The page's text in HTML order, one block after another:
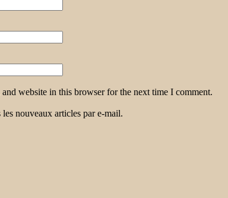
and website in this browser for the next time I comment.
nouveaux articles par e-mail.